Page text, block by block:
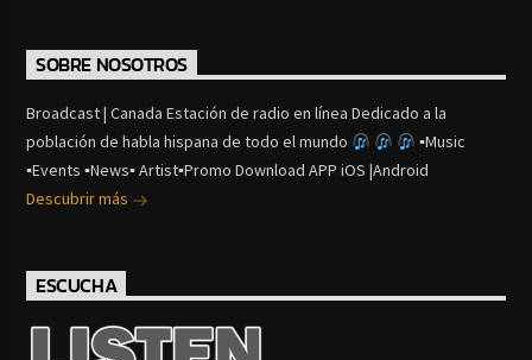
SOBRE NOSOTROS
Broadcast | Canada Estación de radio en línea Dedicado a la
población de habla hispana de todo el mundo
▪Music
▪Events ▪News▪ Artist▪Promo Download APP iOS |Android
Descubrir más
ESCUCHA